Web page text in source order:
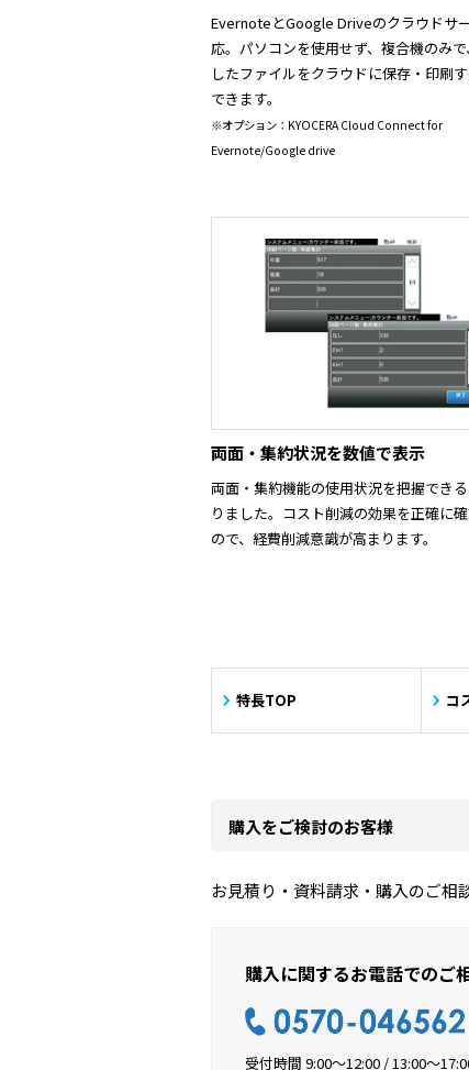
EvernoteとGoogle Driveのクラウドサ
応。パソコンを使用せず、複合機のみ
したファイルをクラウドに保存・印刷
できます。
※オプション：KYOCERA Cloud Connect for
Evernote/Google drive
両面・集約状況を数値で表示
両面・集約機能の使用状況を把握でき
りました。コスト削減の効果を正確に
ので、経費削減意識が高まります。
特長TOP コ
購入をご検討のお客様
お見積り・資料請求・購入のご相
購入に関するお電話でのご
受付時間 9:00〜12:00 / 13:00〜